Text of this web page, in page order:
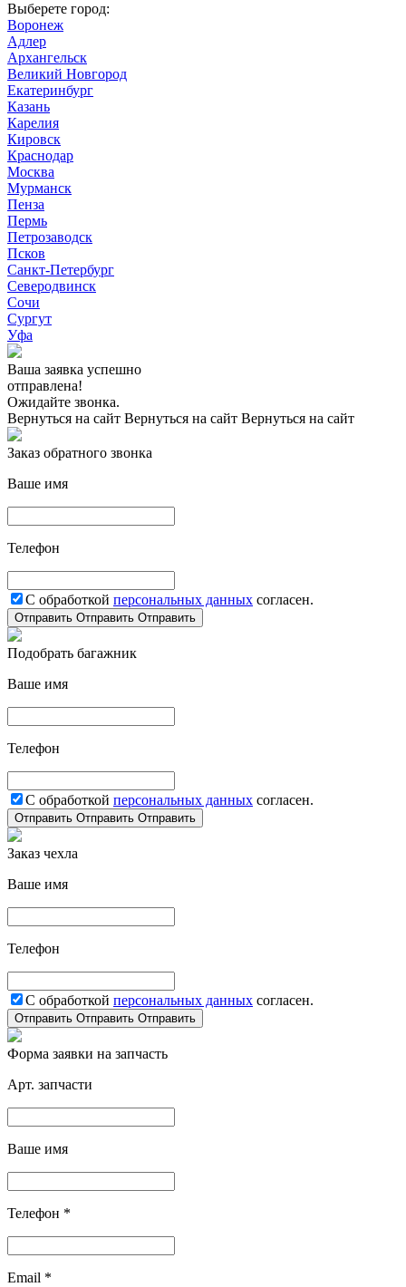
Выберете город:
Воронеж
Адлер
Архангельск
Великий Новгород
Екатеринбург
Казань
Карелия
Кировск
Краснодар
Москва
Мурманск
Пенза
Пермь
Петрозаводск
Псков
Санкт-Петербург
Северодвинск
Сочи
Сургут
Уфа
Ваша заявка успешно
отправлена!
Ожидайте звонка.
Вернуться на сайт Вернуться на сайт Вернуться на сайт
Заказ обратного звонка
Ваше имя
Телефон
С обработкой персональных данных согласен.
Отправить Отправить Отправить
Подобрать багажник
Ваше имя
Телефон
С обработкой персональных данных согласен.
Отправить Отправить Отправить
Заказ чехла
Ваше имя
Телефон
С обработкой персональных данных согласен.
Отправить Отправить Отправить
Форма заявки на запчасть
Арт. запчасти
Ваше имя
Телефон *
Email *